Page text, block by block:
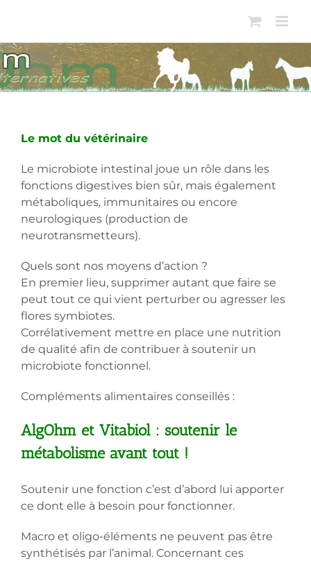
contenu
Le mot du vétérinaire
Le microbiote intestinal joue un rôle dans les
fonctions digestives bien sûr, mais également
métaboliques, immunitaires ou encore
neurologiques (production de
neurotransmetteurs).
Quels sont nos moyens d’action ?
En premier lieu, supprimer autant que faire se
peut tout ce qui vient perturber ou agresser les
flores symbiotes.
Corrélativement mettre en place une nutrition
de qualité afin de contribuer à soutenir un
microbiote fonctionnel.
Compléments alimentaires conseillés :
AlgOhm et Vitabiol : soutenir le
métabolisme avant tout !
Soutenir une fonction c’est d’abord lui apporter
ce dont elle à besoin pour fonctionner.
Macro et oligo-éléments ne peuvent pas être
synthétisés par l’animal. Concernant ces